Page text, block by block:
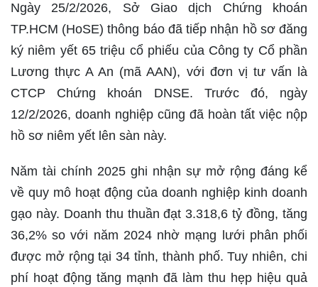
Ngày 25/2/2026, Sở Giao dịch Chứng khoán
TP.HCM (HoSE) thông báo đã tiếp nhận hồ sơ đăng
ký niêm yết 65 triệu cổ phiếu của Công ty Cổ phần
Lương thực A An (mã AAN), với đơn vị tư vấn là
CTCP Chứng khoán DNSE. Trước đó, ngày
12/2/2026, doanh nghiệp cũng đã hoàn tất việc nộp
hồ sơ niêm yết lên sàn này.
Năm tài chính 2025 ghi nhận sự mở rộng đáng kể
về quy mô hoạt động của doanh nghiệp kinh doanh
gạo này. Doanh thu thuần đạt 3.318,6 tỷ đồng, tăng
36,2% so với năm 2024 nhờ mạng lưới phân phối
được mở rộng tại 34 tỉnh, thành phố. Tuy nhiên, chi
phí hoạt động tăng mạnh đã làm thu hẹp hiệu quả